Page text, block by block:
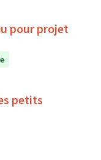
pour projet
petits